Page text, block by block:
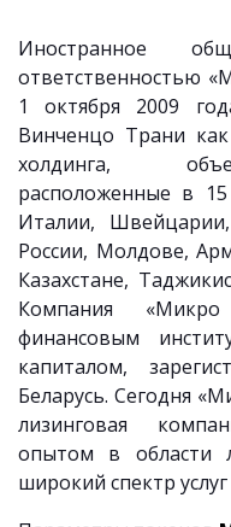
Иностранное
ответственностью
1 октября 2009
Винченцо Трани
холдинга,
расположенные в
Италии,
России, Молдове,
Казахстане,
Компания
финансовым
капиталом,
Беларусь. Сегодня
лизинговая
опытом в области
широкий спектр